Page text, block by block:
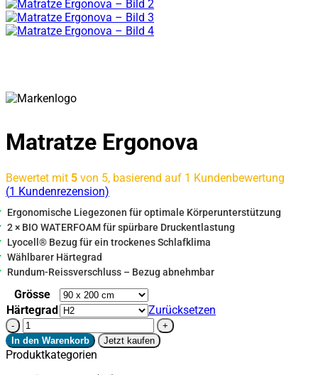
Matratze Ergonova
Bewertet mit 5 von 5, basierend auf 1 Kundenbewertung
(1 Kundenrezension)
Ergonomische Liegezonen für optimale Körperunterstützung
2 × BIO WATERFOAM für spürbare Druckentlastung
Lyocell® Bezug für ein trockenes Schlafklima
Wählbarer Härtegrad
Rundum-Reissverschluss – Bezug abnehmbar
Grösse
Härtegrad
Zurücksetzen
Matratze
Ergonova
Menge
In den Warenkorb Jetzt kaufen
Produktkategorien